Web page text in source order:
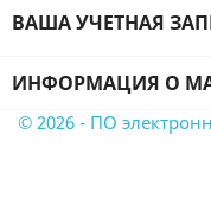
ВАША УЧЕТНАЯ
ИНФОРМАЦИЯ О
© 2026 - ПО